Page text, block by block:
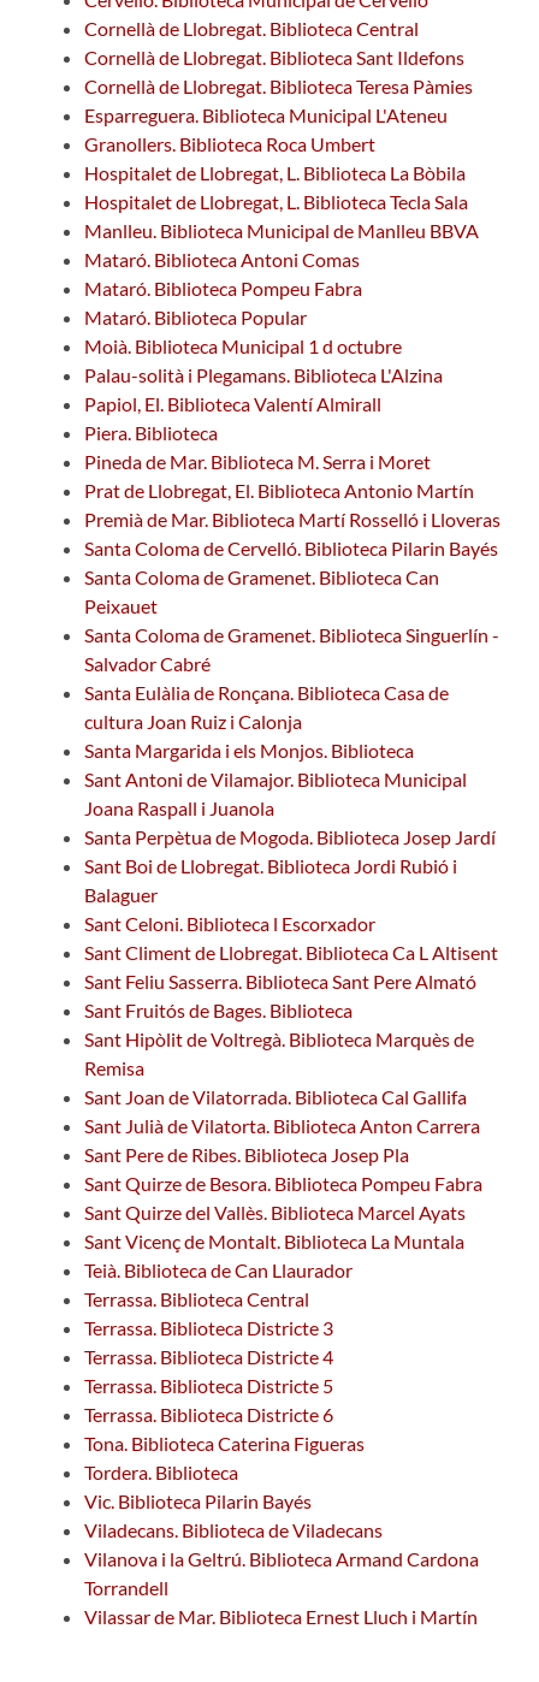
Cornellà de Llobregat. Biblioteca Central
Cornellà de Llobregat. Biblioteca Sant Ildefons
Cornellà de Llobregat. Biblioteca Teresa Pàmies
Esparreguera. Biblioteca Municipal L'Ateneu
Granollers. Biblioteca Roca Umbert
Hospitalet de Llobregat, L. Biblioteca La Bòbila
Hospitalet de Llobregat, L. Biblioteca Tecla Sala
Manlleu. Biblioteca Municipal de Manlleu BBVA
Mataró. Biblioteca Antoni Comas
Mataró. Biblioteca Pompeu Fabra
Mataró. Biblioteca Popular
Moià. Biblioteca Municipal 1 d octubre
Palau-solità i Plegamans. Biblioteca L'Alzina
Papiol, El. Biblioteca Valentí Almirall
Piera. Biblioteca
Pineda de Mar. Biblioteca M. Serra i Moret
Prat de Llobregat, El. Biblioteca Antonio Martín
Premià de Mar. Biblioteca Martí Rosselló i Lloveras
Santa Coloma de Cervelló. Biblioteca Pilarin Bayés
Santa Coloma de Gramenet. Biblioteca Can
Peixauet
Santa Coloma de Gramenet. Biblioteca Singuerlín -
Salvador Cabré
Santa Eulàlia de Ronçana. Biblioteca Casa de
cultura Joan Ruiz i Calonja
Santa Margarida i els Monjos. Biblioteca
Sant Antoni de Vilamajor. Biblioteca Municipal
Joana Raspall i Juanola
Santa Perpètua de Mogoda. Biblioteca Josep Jardí
Sant Boi de Llobregat. Biblioteca Jordi Rubió i
Balaguer
Sant Celoni. Biblioteca l Escorxador
Sant Climent de Llobregat. Biblioteca Ca L Altisent
Sant Feliu Sasserra. Biblioteca Sant Pere Almató
Sant Fruitós de Bages. Biblioteca
Sant Hipòlit de Voltregà. Biblioteca Marquès de
Remisa
Sant Joan de Vilatorrada. Biblioteca Cal Gallifa
Sant Julià de Vilatorta. Biblioteca Anton Carrera
Sant Pere de Ribes. Biblioteca Josep Pla
Sant Quirze de Besora. Biblioteca Pompeu Fabra
Sant Quirze del Vallès. Biblioteca Marcel Ayats
Sant Vicenç de Montalt. Biblioteca La Muntala
Teià. Biblioteca de Can Llaurador
Terrassa. Biblioteca Central
Terrassa. Biblioteca Districte 3
Terrassa. Biblioteca Districte 4
Terrassa. Biblioteca Districte 5
Terrassa. Biblioteca Districte 6
Tona. Biblioteca Caterina Figueras
Tordera. Biblioteca
Vic. Biblioteca Pilarin Bayés
Viladecans. Biblioteca de Viladecans
Vilanova i la Geltrú. Biblioteca Armand Cardona
Torrandell
Vilassar de Mar. Biblioteca Ernest Lluch i Martín